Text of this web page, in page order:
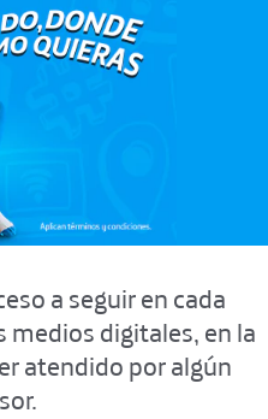
a seguir en cada
digitales, en la
atendido por algún